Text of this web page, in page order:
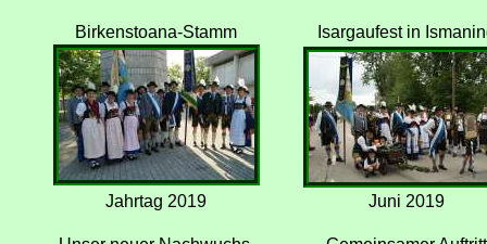
Birkenstoana-Stamm Isargaufest in
Jahrtag 2019 Juni 2019